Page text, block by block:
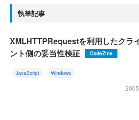
執筆記事
XMLHTTPRequestを利用したクラ
ント側の妥当性検証
CodeZine
JavaScript Windows